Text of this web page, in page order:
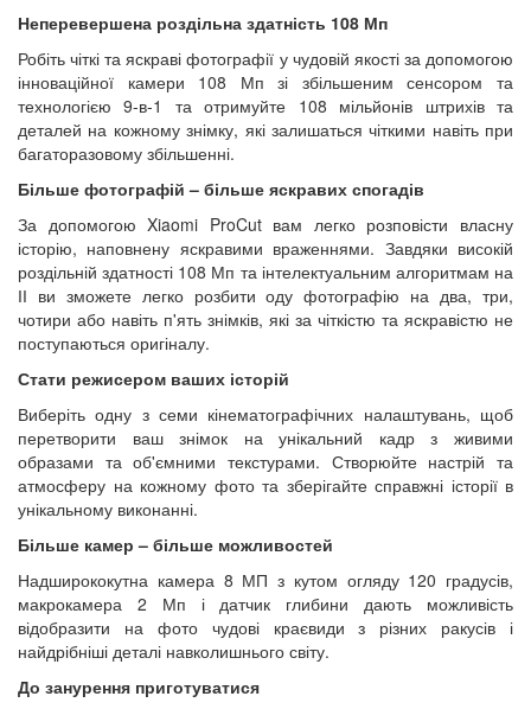
Неперевершена роздільна здатність 108 Мп
Робіть чіткі та яскраві фотографії у чудовій якості за допомогою
інноваційної камери 108 Мп зі збільшеним сенсором та
технологією 9-в-1 та отримуйте 108 мільйонів штрихів та
деталей на кожному знімку, які залишаться чіткими навіть при
багаторазовому збільшенні.
Більше фотографій – більше яскравих спогадів
За допомогою Xiaomi ProCut вам легко розповісти власну
історію, наповнену яскравими враженнями. Завдяки високій
роздільній здатності 108 Мп та інтелектуальним алгоритмам на
ІІ ви зможете легко розбити оду фотографію на два, три,
чотири або навіть п'ять знімків, які за чіткістю та яскравістю не
поступаються оригіналу.
Стати режисером ваших історій
Виберіть одну з семи кінематографічних налаштувань, щоб
перетворити ваш знімок на унікальний кадр з живими
образами та об'ємними текстурами. Створюйте настрій та
атмосферу на кожному фото та зберігайте справжні історії в
унікальному виконанні.
Більше камер – більше можливостей
Надширококутна камера 8 МП з кутом огляду 120 градусів,
макрокамера 2 Мп і датчик глибини дають можливість
відобразити на фото чудові краєвиди з різних ракусів і
найдрібніші деталі навколишнього світу.
До занурення приготуватися